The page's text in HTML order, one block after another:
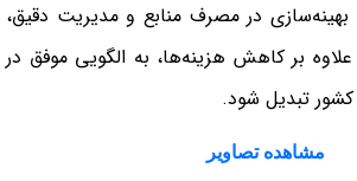
بهینه‌سازی در مصرف منابع و مدیریت دقیق،
بر کاهش هزینه‌ها، به الگویی موفق در
تبدیل شود.
مشاهده تصاویر